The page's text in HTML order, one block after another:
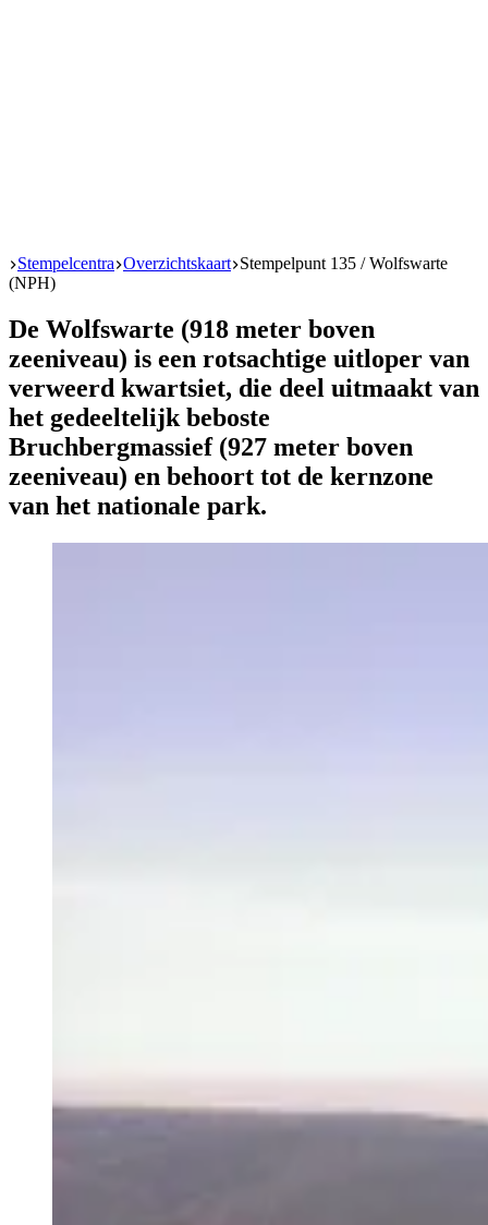
Start
Stempelcentra Overzichtskaart Stempelpunt 135 / Wolfswarte
(NPH)
De Wolfswarte (918 meter boven
zeeniveau) is een rotsachtige uitloper van
verweerd kwartsiet, die deel uitmaakt van
het gedeeltelijk beboste
Bruchbergmassief (927 meter boven
zeeniveau) en behoort tot de kernzone
van het nationale park.